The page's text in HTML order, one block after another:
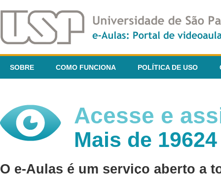
SOBRE COMO FUNCIONA POLÍTICA DE USO
Acesse e
Mais de
O e-Aulas é um serviço aberto a